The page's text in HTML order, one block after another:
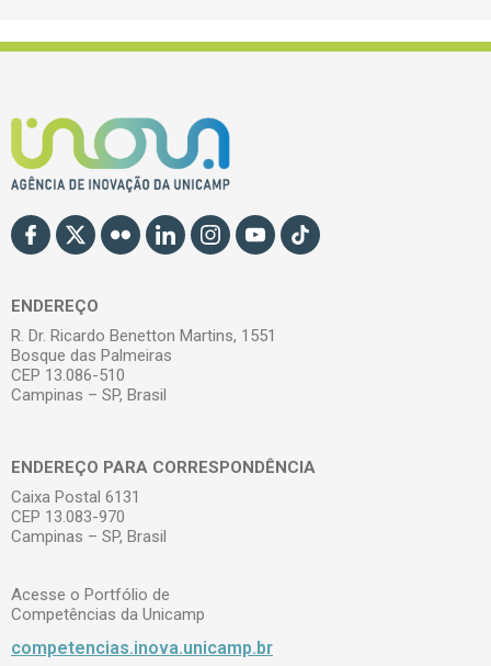
ENDEREÇO
R. Dr. Ricardo Benetton Martins, 1551
Bosque das Palmeiras
CEP 13.086-510
Campinas – SP, Brasil
ENDEREÇO PARA CORRESPONDÊNCIA
Caixa Postal 6131
CEP 13.083-970
Campinas – SP, Brasil
Acesse o Portfólio de
Competências da Unicamp
competencias.inova.unicamp.br